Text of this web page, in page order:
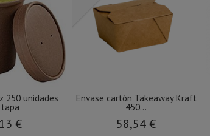
250 unidades
€
Envase cartón Takeaway Kraft
450...
58,54 €